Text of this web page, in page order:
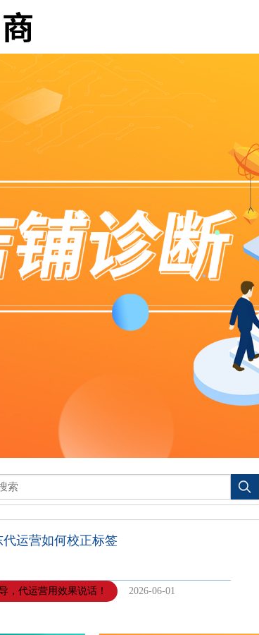
运营如何校正标签
，代运营用效果说话！ 2026-06-01